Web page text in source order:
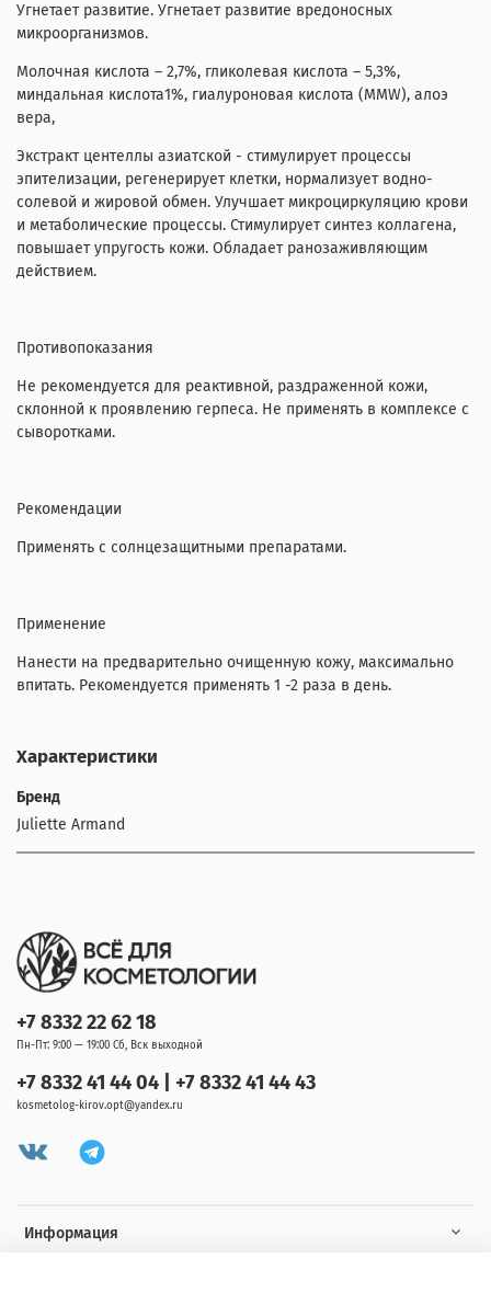
Угнетает развитие. Угнетает развитие вредоносных
микроорганизмов.
Молочная кислота – 2,7%, гликолевая кислота – 5,3%,
миндальная кислота1%, гиалуроновая кислота (MMW), алоэ
вера,
Экстракт центеллы азиатской - стимулирует процессы
эпителизации, регенерирует клетки, нормализует водно-
солевой и жировой обмен. Улучшает микроциркуляцию крови
и метаболические процессы. Стимулирует синтез коллагена,
повышает упругость кожи. Обладает ранозаживляющим
действием.
Противопоказания
Не рекомендуется для реактивной, раздраженной кожи,
склонной к проявлению герпеса. Не применять в комплексе с
сыворотками.
Рекомендации
Применять с солнцезащитными препаратами.
Применение
Нанести на предварительно очищенную кожу, максимально
впитать. Рекомендуется применять 1 -2 раза в день.
Характеристики
Бренд
Juliette Armand
Информация
+7 8332 22 62 18
Пн-Пт: 9:00 — 19:00 Сб, Вск выходной
+7 8332 41 44 04 | +7 8332 41 44 43
kosmetolog-kirov.opt@yandex.ru